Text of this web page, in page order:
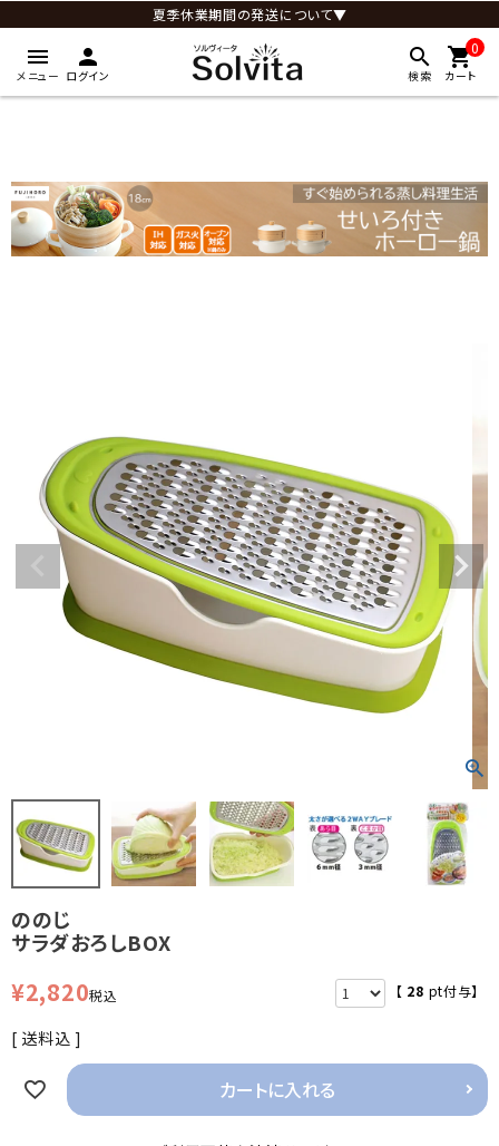
夏季休業期間の発送について▼
menu
メニュー
person
ログイン
search
検索
0
shopping_cart
カート
ののじ
サラダおろしBOX
¥2,820税込 【 28 pt付与】
送料込
カートに入れる